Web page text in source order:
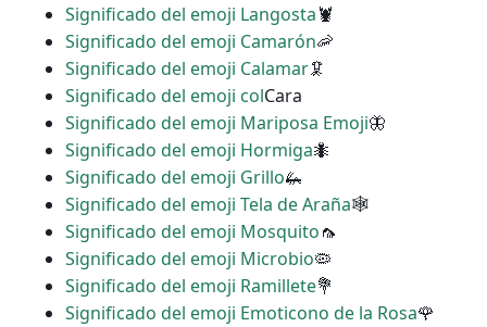
Significado del emoji Langosta🦞
Significado del emoji Camarón🦐
Significado del emoji Calamar🦑
Significado del emoji colCara
Significado del emoji Mariposa Emoji🦋
Significado del emoji Hormiga🐜
Significado del emoji Grillo🦗
Significado del emoji Tela de Araña🕸
Significado del emoji Mosquito🦟
Significado del emoji Microbio🦠
Significado del emoji Ramillete💐
Significado del emoji Emoticono de la Rosa🌹